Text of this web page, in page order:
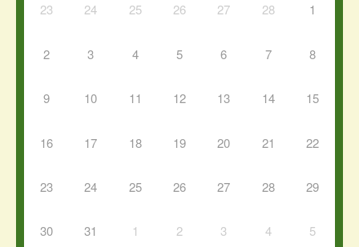
23 24 25 26 27 28 1
2 3 4 5 6 7 8
9 10 11 12 13 14 15
16 17 18 19 20 21 22
23 24 25 26 27 28 29
30 31 1 2 3 4 5